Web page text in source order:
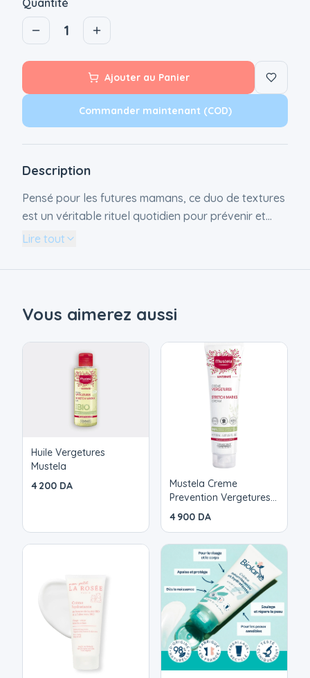
Quantité
1
Ajouter au Panier
Commander maintenant (COD)
Description
Pensé pour les futures mamans, ce duo de textures
est un véritable rituel quotidien pour prévenir et
atténuer les vergetures. Notre coffret est composé
vergetures, 200mL Ce produit est Certifié
d’ingrédients naturels. Fabriqué en France.
Lire tout
Vous aimerez aussi
Huile Vergetures
Mustela
4 200 DA
Mustela Creme
Prevention Vergetures
150ml
4 900 DA